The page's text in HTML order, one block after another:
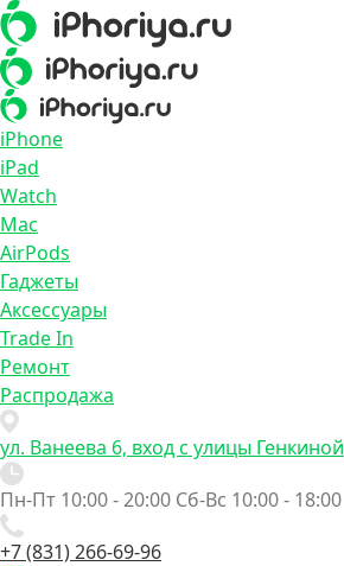
iPhone
iPad
Watch
Mac
AirPods
Гаджеты
Аксессуары
Trade In
Ремонт
Распродажа
ул. Ванеева 6, вход с улицы Генкиной
Пн-Пт 10:00 - 20:00 Сб-Вс 10:00 - 18:00
+7 (831) 266-69-96